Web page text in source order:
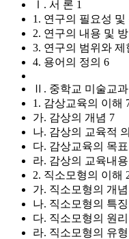
Ⅰ. 서 론 1
1. 연구의 필요성 및
2. 연구의 내용 및
3. 연구의 범위와 제
4. 용어의 정의 6
Ⅱ. 중학교 미술교
1. 감상교육의 이해
가. 감상의 개념 7
나. 감상의 교육적
다. 감상교육의 목
라. 감상의 교육내용
2. 직소모형의 이해
가. 직소모형의 개
나. 직소모형의 특
다. 직소모형의 원
라. 직소모형의 유